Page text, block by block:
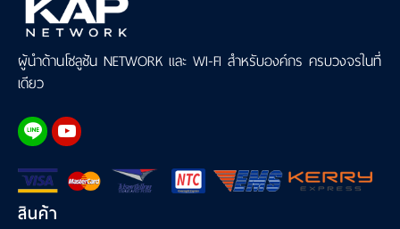
ผู้นำด้านโซลูชัน NETWORK และ WI-FI สำหรับองค์กร ครบวงจรในที่
เดียว
สินค้า